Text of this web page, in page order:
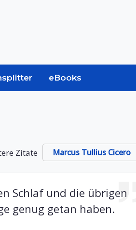
eBooks
Zitate Marcus Tullius Cicero
Schlaf und die übrigen
genug getan haben.